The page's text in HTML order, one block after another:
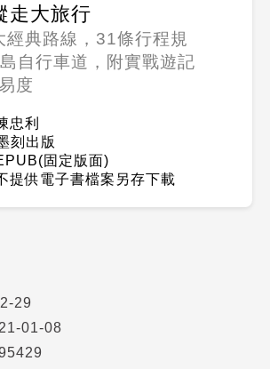
走大旅行
經典路線，31條行程規
自行車道，附實戰遊記
度
忠利
刻出版
固定版面)
提供電子書檔案另存下載
29
01-08